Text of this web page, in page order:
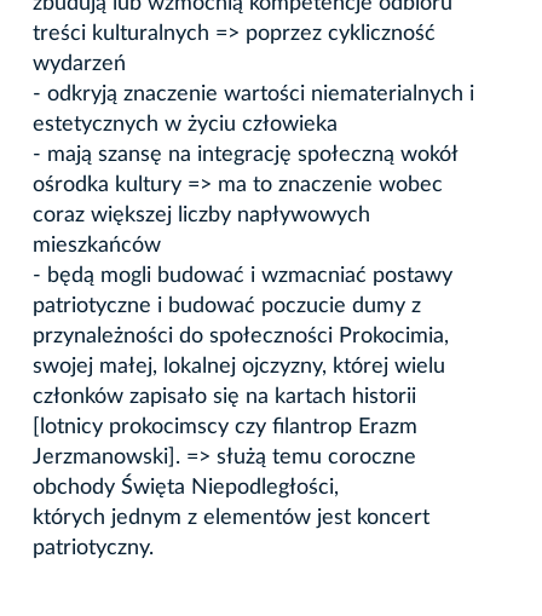
treści kulturalnych => poprzez cykliczność
wydarzeń
- odkryją znaczenie wartości niematerialnych i
estetycznych w życiu człowieka
- mają szansę na integrację społeczną wokół
ośrodka kultury => ma to znaczenie wobec
coraz większej liczby napływowych
mieszkańców
- będą mogli budować i wzmacniać postawy
patriotyczne i budować poczucie dumy z
przynależności do społeczności Prokocimia,
swojej małej, lokalnej ojczyzny, której wielu
członków zapisało się na kartach historii
[lotnicy prokocimscy czy filantrop Erazm
Jerzmanowski]. => służą temu coroczne
obchody Święta Niepodległości,
których jednym z elementów jest koncert
patriotyczny.